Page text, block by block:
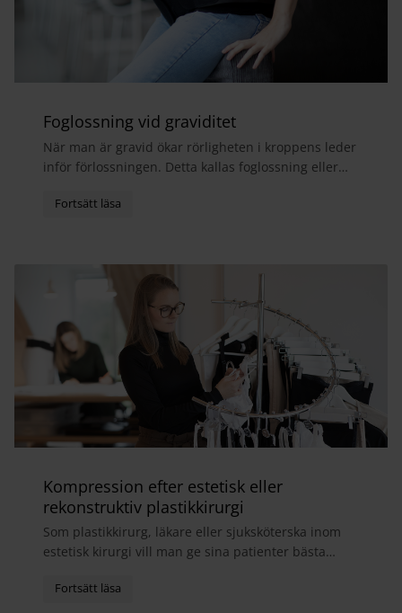
Foglossning vid graviditet
När man är gravid ökar rörligheten i kroppens leder
inför förlossningen. Detta kallas foglossning eller
Kompression efter estetisk eller
rekonstruktiv plastikkirurgi
Som plastikkirurg, läkare eller sjuksköterska inom
estetisk kirurgi vill man ge sina patienter bästa
operatio...